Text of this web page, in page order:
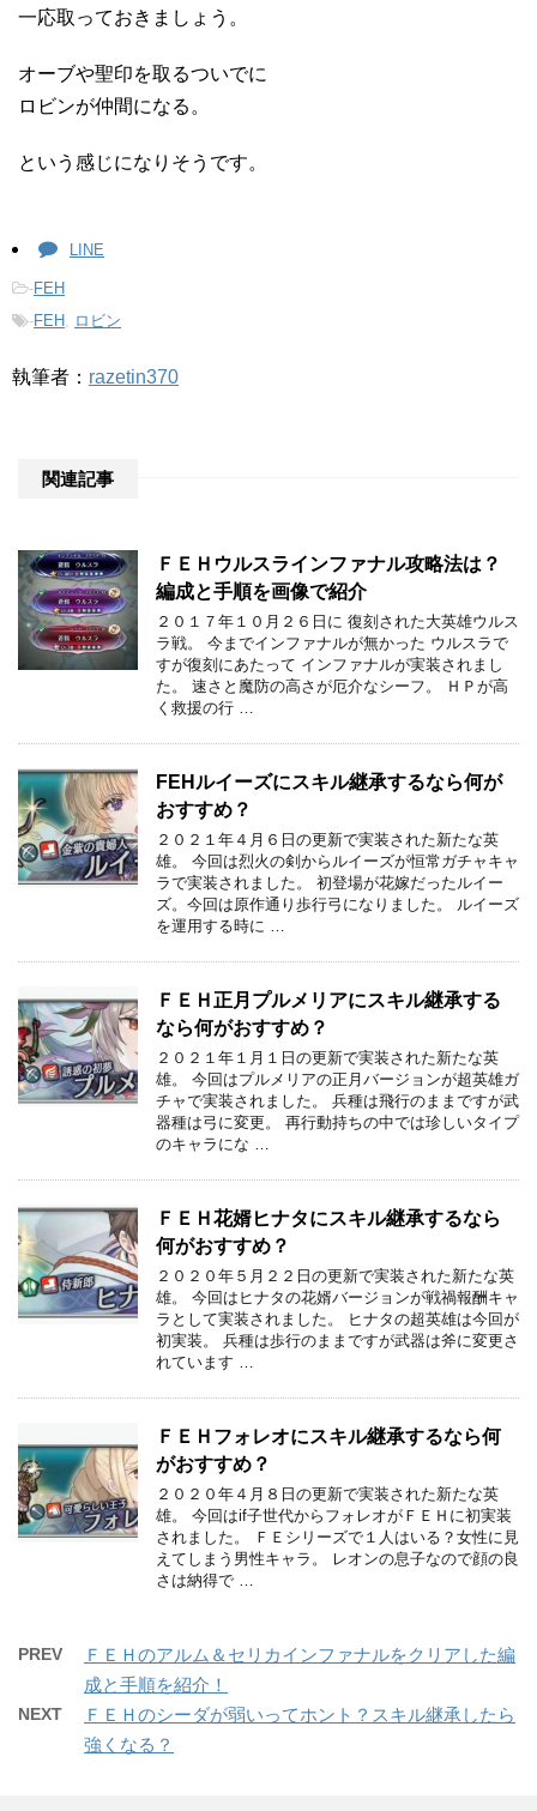
一応取っておきましょう。
オーブや聖印を取るついでに
ロビンが仲間になる。
という感じになりそうです。
LINE
-FEH
-FEH ロビン
執筆者： razetin370
関連記事
ＦＥＨウルスラインファナル攻略法は？
編成と手順を画像で紹介
２０１７年１０月２６日に 復刻された大英雄ウルス
ラ戦。 今までインファナルが無かった ウルスラで
すが復刻にあたって インファナルが実装されまし
た。 速さと魔防の高さが厄介なシーフ。 ＨＰが高
く救援の行 …
FEHルイーズにスキル継承するなら何が
おすすめ？
２０２１年４月６日の更新で実装された新たな英
雄。 今回は烈火の剣からルイーズが恒常ガチャキャ
ラで実装されました。 初登場が花嫁だったルイー
ズ。今回は原作通り歩行弓になりました。 ルイーズ
を運用する時に …
ＦＥＨ正月プルメリアにスキル継承する
なら何がおすすめ？
２０２１年１月１日の更新で実装された新たな英
雄。 今回はプルメリアの正月バージョンが超英雄ガ
チャで実装されました。 兵種は飛行のままですが武
器種は弓に変更。 再行動持ちの中では珍しいタイプ
のキャラにな …
ＦＥＨ花婿ヒナタにスキル継承するなら
何がおすすめ？
２０２０年５月２２日の更新で実装された新たな英
雄。 今回はヒナタの花婿バージョンが戦禍報酬キャ
ラとして実装されました。 ヒナタの超英雄は今回が
初実装。 兵種は歩行のままですが武器は斧に変更さ
れています …
ＦＥＨフォレオにスキル継承するなら何
がおすすめ？
２０２０年４月８日の更新で実装された新たな英
雄。 今回はif子世代からフォレオがＦＥＨに初実装
されました。 ＦＥシリーズで１人はいる？女性に見
えてしまう男性キャラ。 レオンの息子なので顔の良
さは納得で …
PREV
ＦＥＨのアルム＆セリカインファナルをクリアした編
成と手順を紹介！
NEXT
ＦＥＨのシーダが弱いってホント？スキル継承したら
強くなる？